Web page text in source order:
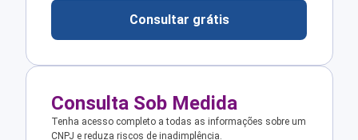
Consultar grátis
Consulta Sob Medida
Tenha acesso completo a todas as informações sobre um
CNPJ e reduza riscos de inadimplência.